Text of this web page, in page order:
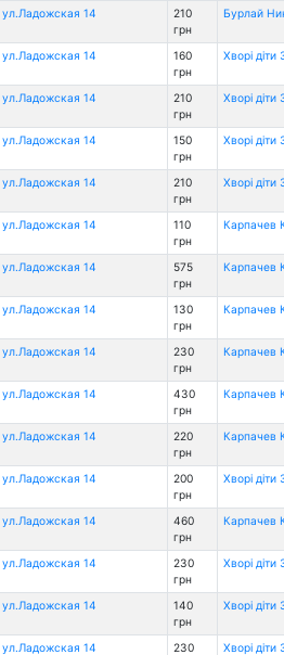
ул.Ладожская 14
210
грн
Бурлай
ул.Ладожская 14
160
грн
Хворі діти
ул.Ладожская 14
210
грн
Хворі діти
ул.Ладожская 14
150
грн
Хворі діти
ул.Ладожская 14
210
грн
Хворі діти
ул.Ладожская 14
110
грн
Карпачев
ул.Ладожская 14
575
грн
Карпачев
ул.Ладожская 14
130
грн
Карпачев
ул.Ладожская 14
230
грн
Карпачев
ул.Ладожская 14
430
грн
Карпачев
ул.Ладожская 14
220
грн
Карпачев
ул.Ладожская 14
200
грн
Хворі діти
ул.Ладожская 14
460
грн
Карпачев
ул.Ладожская 14
230
грн
Хворі діти
ул.Ладожская 14
140
грн
Хворі діти
ул.Ладожская 14
230
Хворі діти